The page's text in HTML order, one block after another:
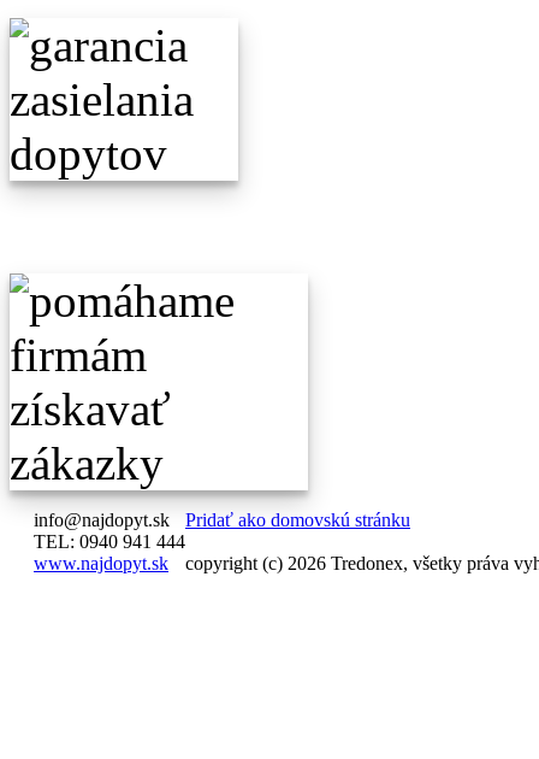
info@najdopyt.sk
TEL: 0940 941 444
www.najdopyt.sk
Pridať ako domovskú stránku
copyright (c) 2026 Tredonex, všetky práva